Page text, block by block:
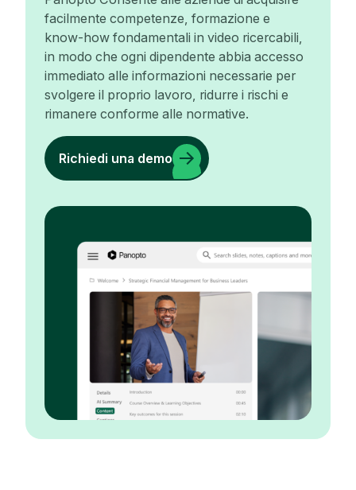
facilmente competenze, formazione e
know-how fondamentali in video ricercabili,
in modo che ogni dipendente abbia accesso
immediato alle informazioni necessarie per
svolgere il proprio lavoro, ridurre i rischi e
rimanere conforme alle normative.
Richiedi una demo